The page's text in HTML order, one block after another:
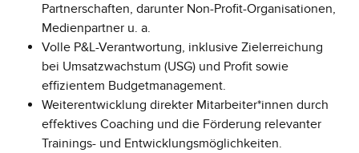
Partnerschaften, darunter Non-Profit-Organisationen,
Medienpartner u. a.
Volle P&L-Verantwortung, inklusive Zielerreichung
bei Umsatzwachstum (USG) und Profit sowie
effizientem Budgetmanagement.
Weiterentwicklung direkter Mitarbeiter*innen durch
effektives Coaching und die Förderung relevanter
Trainings- und Entwicklungsmöglichkeiten.